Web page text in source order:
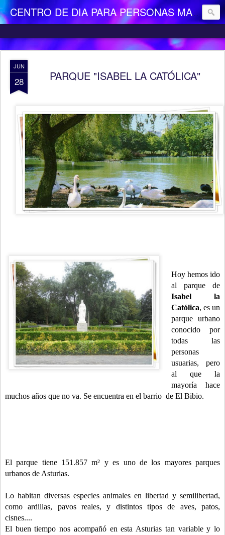
CENTRO DE DIA PARA PERSONAS MAYORES DEPENDIENTES "LA CAMOCHA"
JUN
28 PARQUE "ISABEL LA CATÓLICA"
Hoy hemos ido
al parque de
Isabel la
Católica, es un
parque urbano
conocido por
todas las
personas
usuarias, pero
al que la
mayoría hace
muchos años que no va. Se encuentra en el barrio de El Bibio.
El parque tiene 151.857 m² y es uno de los mayores parques
urbanos de Asturias.
Lo habitan diversas especies animales en libertad y semilibertad,
como ardillas, pavos reales, y distintos tipos de aves, patos,
cisnes....
El buen tiempo nos acompañó en esta Asturias tan variable y lo